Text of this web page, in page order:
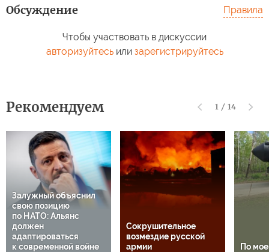
Обсуждение Правила
Чтобы участвовать в дискуссии
авторизуйтесьили зарегистрируйтесь
Рекомендуем 1 / 14
Залужный объяснил
свою позицию
по НАТО: Альянс
должен
адаптироваться
к современной войне
Сокрушительное
возмездие русской
армии
По